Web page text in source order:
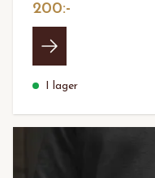
200:-
I lager